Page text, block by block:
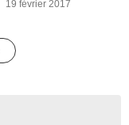
19 février 2017